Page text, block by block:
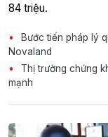
84 triệu.
Bước tiến pháp lý
Novaland
Thị trường chứng
mạnh